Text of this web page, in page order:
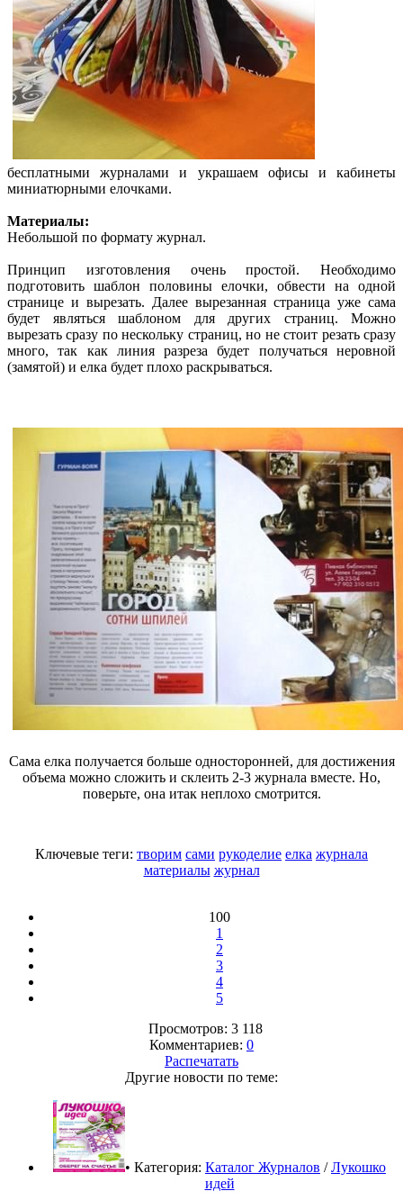
бесплатными журналами и украшаем офисы и кабинеты
миниатюрными елочками.
Материалы:
Небольшой по формату журнал.
Принцип изготовления очень простой. Необходимо
подготовить шаблон половины елочки, обвести на одной
странице и вырезать. Далее вырезанная страница уже сама
будет являться шаблоном для других страниц. Можно
вырезать сразу по нескольку страниц, но не стоит резать сразу
много, так как линия разреза будет получаться неровной
(замятой) и елка будет плохо раскрываться.
Сама елка получается больше односторонней, для достижения
объема можно сложить и склеить 2-3 журнала вместе. Но,
поверьте, она итак неплохо смотрится.
Ключевые теги: творим сами рукоделие елка журнала
материалы журнал
100
1
2
3
4
5
Просмотров: 3 118
Комментариев: 0
Распечатать
Другие новости по теме:
• Категория: Каталог Журналов /Лукошко
идей